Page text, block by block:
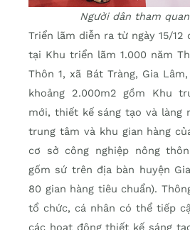
Người dân tham
Triển lãm diễn ra từ ngày 15/12
tại Khu triển lãm 1.000 năm
Thôn 1, xã Bát Tràng, Gia
khoảng 2.000m2 gồm Khu
mới, thiết kế sáng tạo và làng
trung tâm và khu gian hàng
cơ sở công nghiệp nông
gốm sứ trên địa bàn huyện
80 gian hàng tiêu chuẩn).
tổ chức, cá nhân có thể tiếp
các hoạt động thiết kế sáng